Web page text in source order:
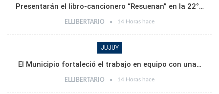
Presentarán el libro-cancionero “Resuenan” en la 22°…
ELLIBERTARIO 14 Horas hace
JUJUY
El Municipio fortaleció el trabajo en equipo con una…
ELLIBERTARIO 14 Horas hace